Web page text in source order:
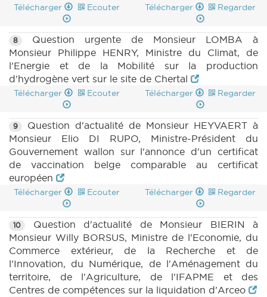
Télécharger Ecouter Télécharger Regarder
8
Question urgente de Monsieur LOMBA à
Monsieur Philippe HENRY, Ministre du Climat, de
l'Energie et de la Mobilité sur la production
d'hydrogène vert sur le site de Chertal
Télécharger Ecouter Télécharger Regarder
9
Question d'actualité de Monsieur HEYVAERT à
Monsieur Elio DI RUPO, Ministre-Président du
Gouvernement wallon sur l'annonce d'un certificat
de vaccination belge comparable au certificat
européen
Télécharger Ecouter Télécharger Regarder
10
Question d'actualité de Monsieur BIERIN à
Monsieur Willy BORSUS, Ministre de l'Economie, du
Commerce extérieur, de la Recherche et de
l'Innovation, du Numérique, de l'Aménagement du
territoire, de l'Agriculture, de l'IFAPME et des
Centres de compétences sur la liquidation d'Arceo